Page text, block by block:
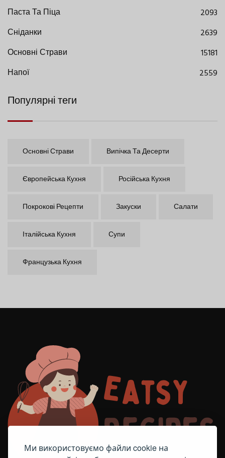
Ми використовуємо файли cookie на
Паста Та Піца
2093
Сніданки
2639
Основні Страви
15181
Напої
2559
Популярні теги
Основні Страви Випічка Та Десерти
Європейська Кухня Російська Кухня
Покрокові Рецепти Закуски Салати
Італійська Кухня Супи
Французька Кухня